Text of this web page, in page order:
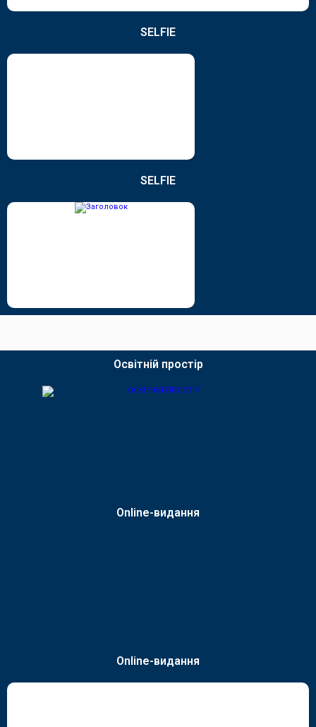
SELFIE
SELFIE
Освітній простір
Online-видання
Online-видання